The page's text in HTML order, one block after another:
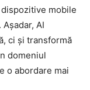
mobile
AI
ci și transformă
domeniul
o abordare mai